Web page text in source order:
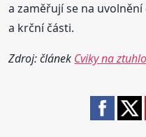
a zaměřují se na
a krční části.
Zdroj: článek Cviky na